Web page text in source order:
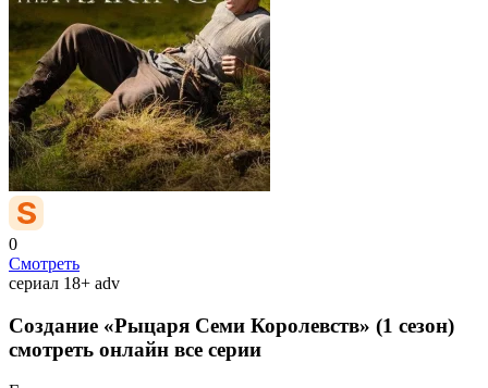
0
Смотреть
сериал 18+ adv
Создание «Рыцаря Семи Королевств» (1 сезон)
смотреть онлайн все серии